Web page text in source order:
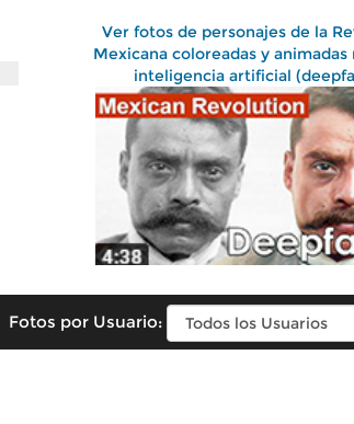
Ver fotos de personajes de la
Mexicana coloreadas y
inteligencia artificial
Fotos por Usuario: